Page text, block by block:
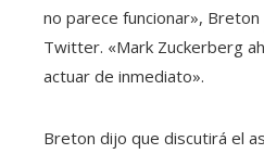
no parece funcionar», Breton
Twitter. «Mark Zuckerberg
actuar de inmediato».
Breton dijo que discutirá el